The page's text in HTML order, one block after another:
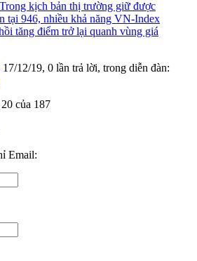
kịch bản thị trường giữ được
tại 946, nhiều khả năng VN-Index
tăng điểm trở lại quanh vùng giá
17/12/19, 0 lần trả lời, trong diễn đàn:
của 187
Email: